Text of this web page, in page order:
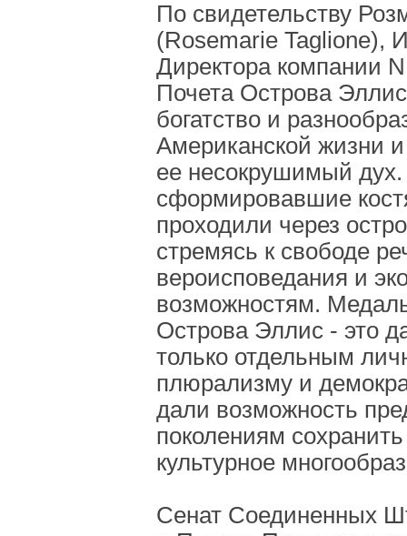
По свидетельству
(Rosemarie Taglione),
Директора компании
Почета Острова
богатство и
Американской жизни
ее несокрушимый
сформировавшие
проходили через
стремясь к свободе
вероисповедания и
возможностям.
Острова Эллис - это
только отдельным
плюрализму и
дали возможность
поколениям
культурное
Сенат Соединенных